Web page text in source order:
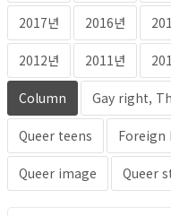
2017년 2016년
2012년 2011년
Column Gay right,
Queer teens Foreign
Queer image Queer